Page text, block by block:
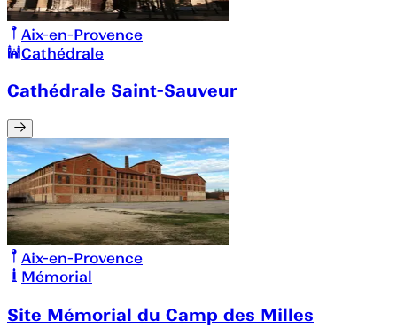
Aix-en-Provence
Cathédrale
Cathédrale Saint-Sauveur
Aix-en-Provence
Mémorial
Site Mémorial du Camp des Milles